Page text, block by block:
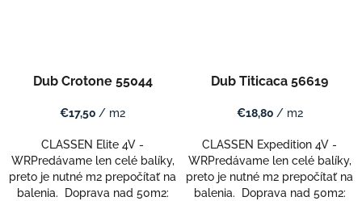
Dub Crotone 55044
€17,50 / m2
CLASSEN Elite 4V -
WRPredávame len celé balíky,
preto je nutné m2 prepočítať na
balenia. Doprava nad 50m2:
Dub Titicaca 56619
€18,80 / m2
CLASSEN Expedition 4V -
WRPredávame len celé balíky,
preto je nutné m2 prepočítať na
balenia. Doprava nad 50m2: